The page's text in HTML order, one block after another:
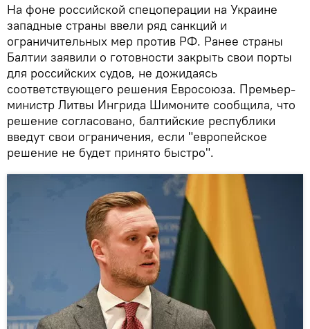
На фоне российской спецоперации на Украине
западные страны ввели ряд санкций и
ограничительных мер против РФ. Ранее страны
Балтии заявили о готовности закрыть свои порты
для российских судов, не дожидаясь
соответствующего решения Евросоюза. Премьер-
министр Литвы Ингрида Шимоните сообщила, что
решение согласовано, балтийские республики
введут свои ограничения, если "европейское
решение не будет принято быстро".